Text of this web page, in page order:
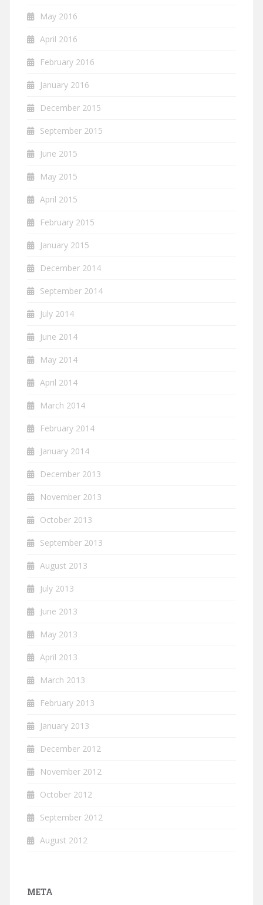
May 2016
April 2016
February 2016
January 2016
December 2015
September 2015
June 2015
May 2015
April 2015
February 2015
January 2015
December 2014
September 2014
July 2014
June 2014
May 2014
April 2014
March 2014
February 2014
January 2014
December 2013
November 2013
October 2013
September 2013
August 2013
July 2013
June 2013
May 2013
April 2013
March 2013
February 2013
January 2013
December 2012
November 2012
October 2012
September 2012
August 2012
META